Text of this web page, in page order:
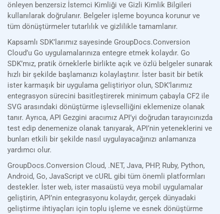
önleyen benzersiz İstemci Kimliği ve Gizli Kimlik Bilgileri
kullanılarak doğrulanır. Belgeler işleme boyunca korunur ve
tüm dönüştürmeler tutarlılık ve gizlilikle tamamlanır.
Kapsamlı SDK’larımız sayesinde GroupDocs.Conversion
Cloud’u Go uygulamalarınıza entegre etmek kolaydır. Go
SDK’mız, pratik örneklerle birlikte açık ve özlü belgeler sunarak
hızlı bir şekilde başlamanızı kolaylaştırır. İster basit bir betik
ister karmaşık bir uygulama geliştiriyor olun, SDK’larımız
entegrasyon sürecini basitleştirerek minimum çabayla CF2 ile
SVG arasındaki dönüştürme işlevselliğini eklemenize olanak
tanır. Ayrıca, API Gezgini aracımız API’yi doğrudan tarayıcınızda
test edip denemenize olanak tanıyarak, API’nin yeteneklerini ve
bunları etkili bir şekilde nasıl uygulayacağınızı anlamanıza
yardımcı olur.
GroupDocs.Conversion Cloud, .NET, Java, PHP, Ruby, Python,
Android, Go, JavaScript ve cURL gibi tüm önemli platformları
destekler. İster web, ister masaüstü veya mobil uygulamalar
geliştirin, API’nin entegrasyonu kolaydır, gerçek dünyadaki
geliştirme ihtiyaçları için toplu işleme ve esnek dönüştürme